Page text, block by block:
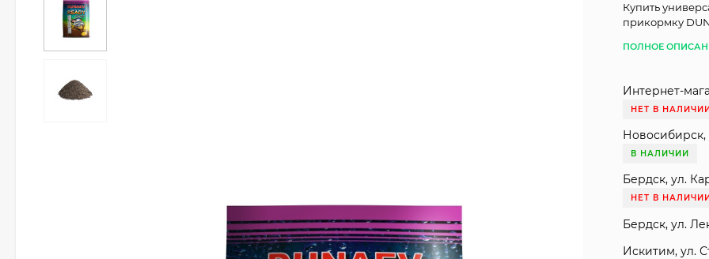
Купить
прикормку
ПОЛНОЕ
Интернет-
НЕТ В
Новосибирск,
В НАЛИЧИИ
Бердск, ул.
НЕТ В
Бердск, ул.
Искитим, ул.